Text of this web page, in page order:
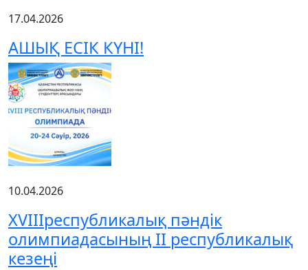
17.04.2026
АШЫҚ ЕСІК КҮНІ!
10.04.2026
XVIIIреспубликалық пәндік
олимпиадасының ІІ республикалық
кезеңі